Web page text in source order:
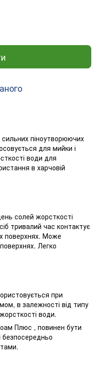
піноутворюючих
для мийки і
води для
в харчовій
солей жорсткості
тривалий час контактує
поверхнях. Може
Легко
при
в залежності від типу
води.
Плюс , повинен бути
безпосередньо